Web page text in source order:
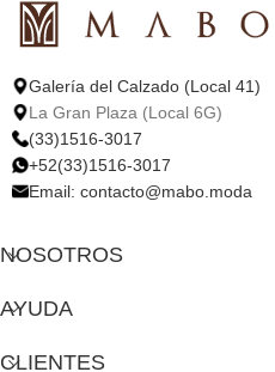
Galería del Calzado (Local 41)
La Gran Plaza (Local 6G)
(33)1516-3017
+52(33)1516-3017
Email: contacto@mabo.moda
NOSOTROS
AYUDA
CLIENTES